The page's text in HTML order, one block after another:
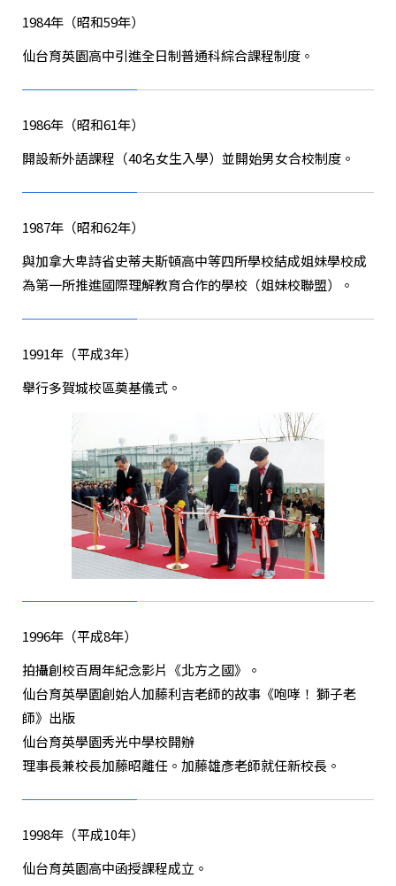
1984年（昭和59年）
仙台育英園高中引進全日制普通科綜合課程制度。
1986年（昭和61年）
開設新外語課程 （40名女生入學）並開始男女合校制度。
1987年（昭和62年）
與加拿大卑詩省史蒂夫斯頓高中等四所學校結成姐妹學校成
為第一所推進國際理解教育合作的學校（姐妹校聯盟） 。
1991年（平成3年）
舉行多賀城校區奠基儀式。
1996年（平成8年）
拍攝創校百周年紀念影片《北方之國》。
仙台育英學園創始人加藤利吉老師的故事《咆哮！ 獅子老
師》出版
仙台育英學園秀光中學校開辦
理事長兼校長加藤昭離任。加藤雄彥老師就任新校長。
1998年（平成10年）
仙台育英園高中函授課程成立。